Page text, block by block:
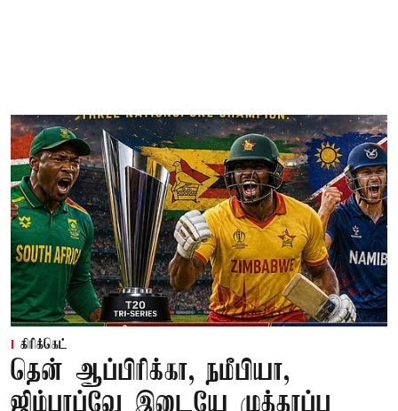
கிரிக்கெட்
தென் ஆப்பிரிக்கா, நமீபியா,
ஜிம்பாப்வே இடையே முத்தரப்பு